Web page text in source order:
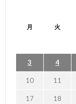
月 火
3 4
10 11
17 18